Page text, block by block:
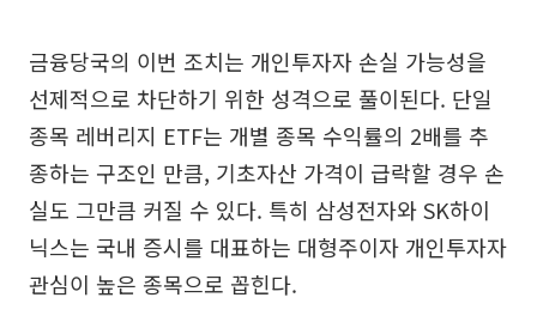
금융당국의 이번 조치는 개인투자자 손실 가능성을
선제적으로 차단하기 위한 성격으로 풀이된다. 단일
종목 레버리지 ETF는 개별 종목 수익률의 2배를 추
종하는 구조인 만큼, 기초자산 가격이 급락할 경우 손
실도 그만큼 커질 수 있다. 특히 삼성전자와 SK하이
닉스는 국내 증시를 대표하는 대형주이자 개인투자자
관심이 높은 종목으로 꼽힌다.